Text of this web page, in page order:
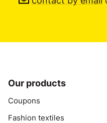
Our products
Coupons
Fashion textiles